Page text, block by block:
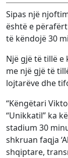
Sipas një
është e
të këndojë 30
Një gjë të tillë
me një gjë të
lojtarëve dhe
“Këngëtari
“Unikkatil” ka
stadium 30
shkruan faqja
shqiptare,